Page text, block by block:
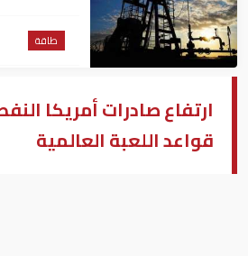
طاقة
ارتفاع صادرات أمريكا
قواعد اللعبة العالمية